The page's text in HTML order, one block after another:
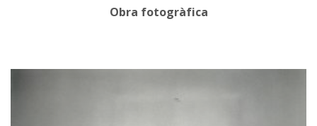
Obra fotogràfica